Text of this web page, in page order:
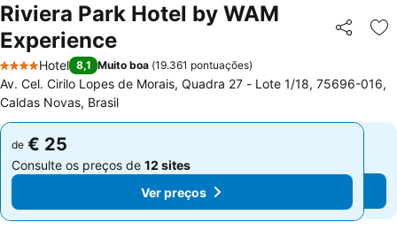
Riviera Park Hotel by WAM
Experience
Partilhar
4 Estrelas
Hotel 8,1 Muito boa (19.361 pontuações)
Av. Cel. Cirilo Lopes de Morais, Quadra 27 - Lote 1/18, 75696-016,
Caldas Novas, Brasil
de € 25
Consulte os preços de 12 sites
Ver preços
de € 25
Consulte os preços de 12 sites
Ver preços